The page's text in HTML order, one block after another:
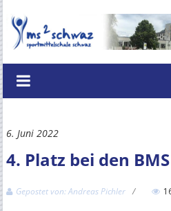
Inhalt
springen
Mittelschule
2
–
Hubert
Danzl
6. Juni 2022
4. Platz bei den BMS
Gepostet von: Andreas Pichler